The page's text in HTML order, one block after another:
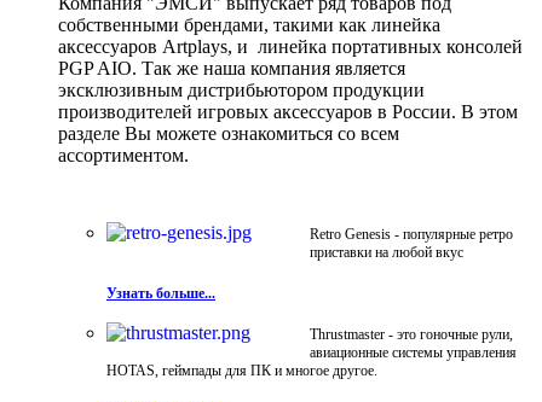
собственными брендами, такими как линейка
аксессуаров Artplays, и линейка портативных консолей
PGP AIO. Так же наша компания является
эксклюзивным дистрибьютором продукции
производителей игровых аксессуаров в России. В этом
разделе Вы можете ознакомиться со всем
ассортиментом.
Retro Genesis - популярные ретро
приставки на любой вкус
Узнать больше...
Thrustmaster - это гоночные рули,
авиационные системы управления
HOTAS, геймпады для ПК и многое другое.